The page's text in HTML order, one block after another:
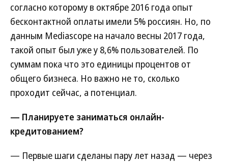
согласно которому в октябре 2016 года опыт
бесконтактной оплаты имели 5% россиян. Но, по
данным Mediascope на начало весны 2017 года,
такой опыт был уже у 8,6% пользователей. По
суммам пока что это единицы процентов от
общего бизнеса. Но важно не то, сколько
проходит сейчас, а потенциал.
— Планируете заниматься онлайн-
кредитованием?
— Первые шаги сделаны пару лет назад — через